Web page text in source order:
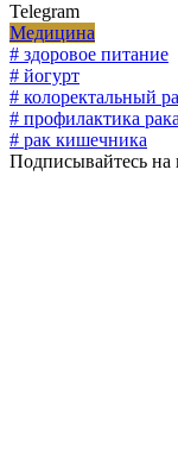
Telegram
Медицина
# здоровое питание
# йогурт
# колоректальный
# профилактика
# рак кишечника
Подписывайтесь на